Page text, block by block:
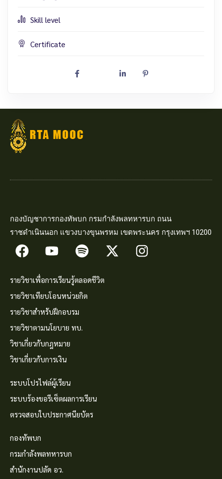
Skill level
Certificate
กองบัญชาการกองทัพบก กรมกำลังพลทหารบก ถนน
ราชดำเนินนอก แขวงบางขุนพรหม เขตพระนคร กรุงเทพฯ 10200
รายวิชาเพื่อการเรียนรู้ตลอดชีวิต
รายวิชาเทียบโอนหน่วยกิต
รายวิชาสำหรับฝึกอบรม
รายวิชาตามนโยบาย ทบ.
วิชาเกี่ยวกับกฎหมาย
วิชาเกี่ยวกับการเงิน
ระบบโปรไฟล์ผู้เรียน
ระบบร้องขอรีเซ็ตผลการเรียน
ตรวจสอบใบประกาศนียบัตร
กองทัพบก
กรมกำลังพลทหารบก
สำนักงานปลัด อว.